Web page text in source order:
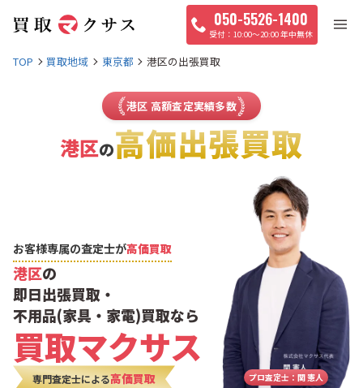
050-5526-1400
10:00〜20:00 年中無休
TOP 買取地域 東京都 港区の出張買取
港区 高額査定実績多数
港区の高価出張買取
お客様専属の査定士が高価買取
港区の
即日出張買取・
不用品(家具・家電)買取なら
買取マクサス
専門査定士による高価買取 プロ査定士：関 憲人